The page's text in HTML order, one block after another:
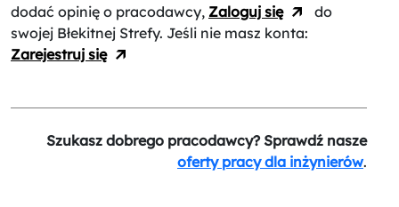
dodać opinię o pracodawcy, Zaloguj się
do
swojej Błekitnej Strefy. Jeśli nie masz konta:
Zarejestruj się
Szukasz dobrego pracodawcy? Sprawdź nasze
oferty pracy dla inżynierów.